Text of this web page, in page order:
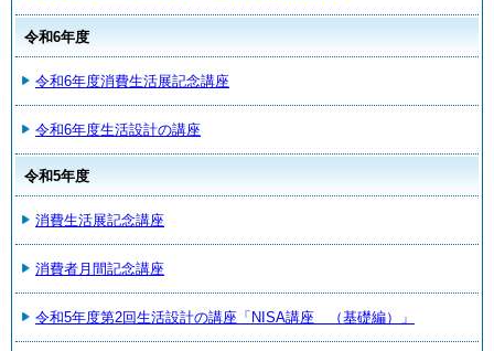
令和6年度
令和6年度消費生活展記念講座
令和6年度生活設計の講座
令和5年度
消費生活展記念講座
消費者月間記念講座
令和5年度第2回生活設計の講座「NISA講座 （基礎編）」